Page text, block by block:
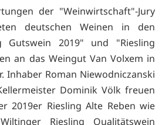
der "Weinwirtschaft"-Jury
deutschen Weinen in den
Gutswein 2019" und "Riesling
an das Weingut Van Volxem in
Inhaber Roman Niewodniczanski
Dominik Völk freuen
2019er Riesling Alte Reben wie
Riesling Qualitätswein